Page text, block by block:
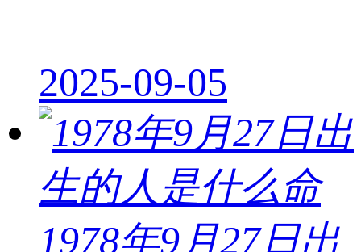
2025-09-05